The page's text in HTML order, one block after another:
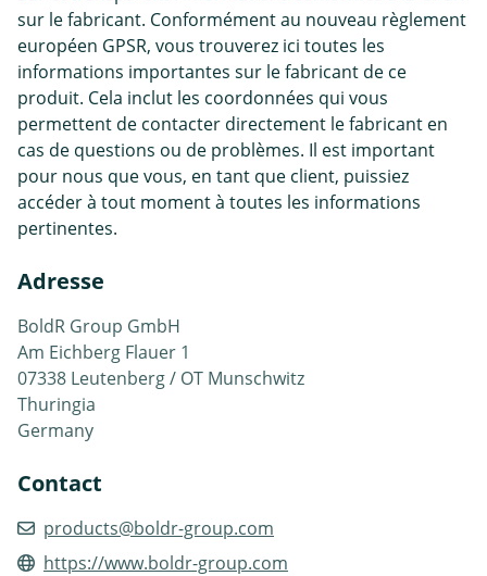
sur le fabricant. Conformément au nouveau règlement
européen GPSR, vous trouverez ici toutes les
informations importantes sur le fabricant de ce
produit. Cela inclut les coordonnées qui vous
permettent de contacter directement le fabricant en
cas de questions ou de problèmes. Il est important
pour nous que vous, en tant que client, puissiez
accéder à tout moment à toutes les informations
pertinentes.
Adresse
BoldR Group GmbH
Am Eichberg Flauer 1
07338 Leutenberg / OT Munschwitz
Thuringia
Germany
Contact
products@boldr-group.com
https://www.boldr-group.com